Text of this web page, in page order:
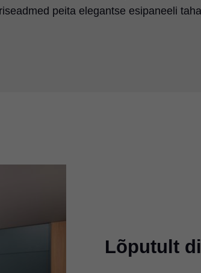
peita elegantse esipaneeli
Lõputult